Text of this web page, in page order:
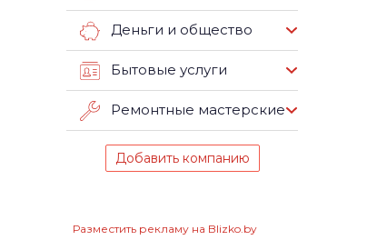
Деньги и общество
Бытовые услуги
Ремонтные мастерские
Добавить компанию
Разместить рекламу на Blizko.by